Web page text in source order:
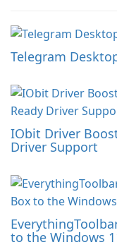
Telegram
IObit Driver
Driver Support
to the Windows